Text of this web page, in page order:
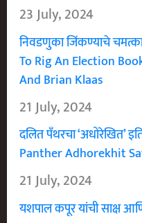
23 July, 2024
निवडणुका जिंकण्याचे
To Rig An Election
And Brian Klaas
21 July, 2024
दलित पँथरचा ‘अधोरेखित’
Panther Adhorekhit
21 July, 2024
यशपाल कपूर यांची साक्ष